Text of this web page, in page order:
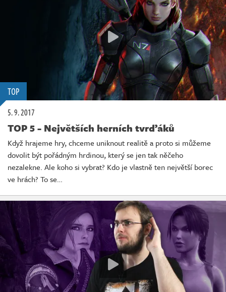
TOP
5. 9. 2017
TOP 5 - Největších herních tvrďáků
Když hrajeme hry, chceme uniknout realitě a proto si můžeme
dovolit být pořádným hrdinou, který se jen tak něčeho
nezalekne. Ale koho si vybrat? Kdo je vlastně ten největší borec
ve hrách? To se…